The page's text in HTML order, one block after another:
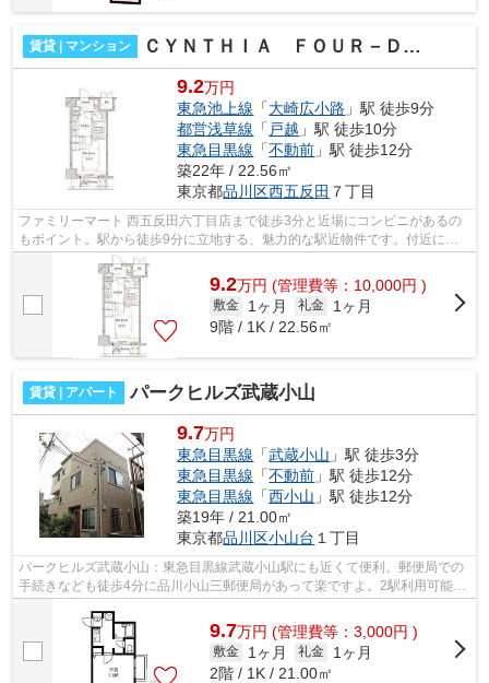
賃貸 | マンション ＣＹＮＴＨＩＡ ＦＯＵＲ－Ｄ ＧＯＴＡＮＤＡ－ＷＥＳＴ
9.2万円
東急池上線 「大崎広小路 」駅 徒歩9分
都営浅草線 「 戸越 」駅 徒歩10分
東急目黒線 「不動前 」駅 徒歩12分
築22年 / 22.56㎡
東京都品川区西五反田 ７丁目
ファミリーマート 西五反田六丁目店まで徒歩3分と近場にコンビニがあるの
もポイント。駅から徒歩9分に立地する、魅力的な駅近物件です。付近に駅
が2つあるので、経路を用途や行き先に...
9.2万円 (管理費等：10,000円 )
敷金 1ヶ月 礼金
1ヶ月
9階 / 1K / 22.56㎡
賃貸 | アパート パークヒルズ武蔵小山
9.7万円
東急目黒線 「武蔵小山 」駅 徒歩3分
東急目黒線 「不動前 」駅 徒歩12分
東急目黒線 「西小山 」駅 徒歩12分
築19年 / 21.00㎡
東京都品川区小山台 １丁目
パークヒルズ武蔵小山：東急目黒線武蔵小山駅にも近くて便利。郵便局での
手続きなども徒歩4分に品川小山三郵便局があって楽ですよ。2駅利用可能な
9.7万円 (管理費等：3,000円 )
敷金 1ヶ月 礼金
1ヶ月
2階 / 1K / 21.00㎡